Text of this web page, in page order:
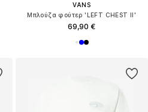
VANS
Μπλούζα φούτερ 'LEFT CHEST II'
69,90 €